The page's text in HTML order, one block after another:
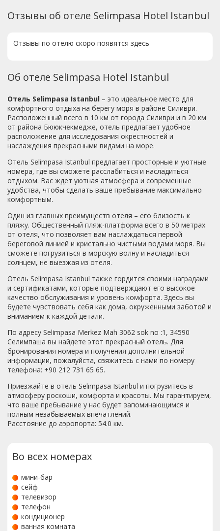
Отзывы об отеле Selimpasa Hotel Istanbul
Отзывы по отелю скоро появятся здесь
Об отеле Selimpasa Hotel Istanbul
Отель Selimpasa Istanbul – это идеальное место для
комфортного отдыха на берегу моря в районе Силиври.
Расположенный всего в 10 км от города Силиври и в 20 км
от района Бююкчекмедже, отель предлагает удобное
расположение для исследования окрестностей и
наслаждения прекрасными видами на море.
Отель Selimpasa Istanbul предлагает просторные и уютные
номера, где вы сможете расслабиться и насладиться
отдыхом. Вас ждет уютная атмосфера и современные
удобства, чтобы сделать ваше пребывание максимально
комфортным.
Один из главных преимуществ отеля – его близость к
пляжу. Общественный пляж-платформа всего в 50 метрах
от отеля, что позволяет вам наслаждаться первой
береговой линией и кристально чистыми водами моря. Вы
сможете погрузиться в морскую волну и насладиться
солнцем, не выезжая из отеля.
Отель Selimpasa Istanbul также гордится своими наградами
и сертификатами, которые подтверждают его высокое
качество обслуживания и уровень комфорта. Здесь вы
будете чувствовать себя как дома, окруженными заботой и
вниманием к каждой детали.
По адресу Selimpasa Merkez Mah 3062 sok no :1, 34590
Селимпаша вы найдете этот прекрасный отель. Для
бронирования номера и получения дополнительной
информации, пожалуйста, свяжитесь с нами по номеру
телефона: +90 212 731 65 65.
Приезжайте в отель Selimpasa Istanbul и погрузитесь в
атмосферу роскоши, комфорта и красоты. Мы гарантируем,
что ваше пребывание у нас будет запоминающимся и
полным незабываемых впечатлений.
Расстояние до аэропорта: 54.0 км.
Во всех номерах
мини-бар
сейф
телевизор
телефон
кондиционер
ванная комната